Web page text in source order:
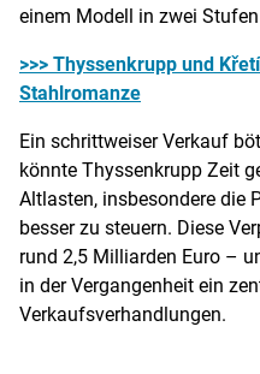
einem Modell in zwei
>>> Thyssenkrupp und
Stahlromanze
Ein schrittweiser Verkauf
könnte Thyssenkrupp Zeit
Altlasten, insbesondere die
besser zu steuern. Diese
rund 2,5 Milliarden Euro –
in der Vergangenheit ein
Verkaufsverhandlungen.